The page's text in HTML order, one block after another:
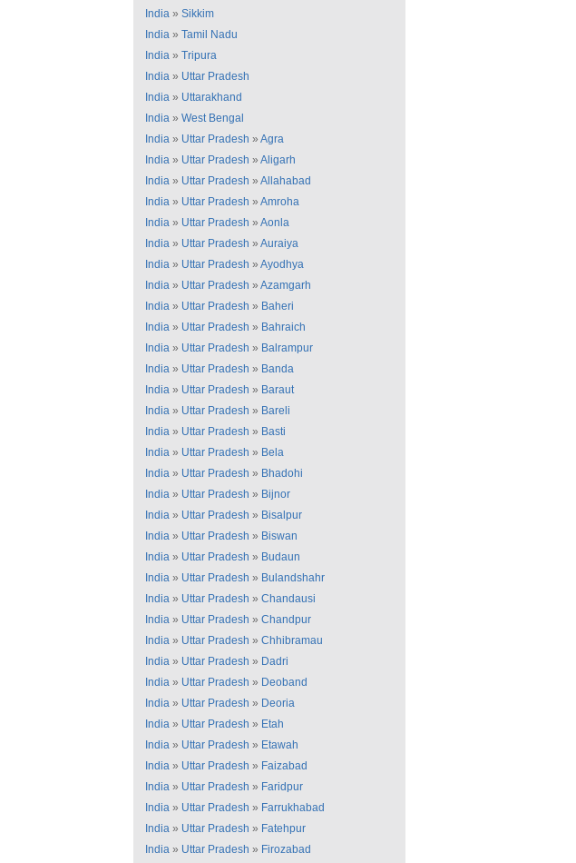
India » Sikkim
India » Tamil Nadu
India » Tripura
India » Uttar Pradesh
India » Uttarakhand
India » West Bengal
India » Uttar Pradesh » Agra
India » Uttar Pradesh » Aligarh
India » Uttar Pradesh » Allahabad
India » Uttar Pradesh » Amroha
India » Uttar Pradesh » Aonla
India » Uttar Pradesh » Auraiya
India » Uttar Pradesh » Ayodhya
India » Uttar Pradesh » Azamgarh
India » Uttar Pradesh » Baheri
India » Uttar Pradesh » Bahraich
India » Uttar Pradesh » Balrampur
India » Uttar Pradesh » Banda
India » Uttar Pradesh » Baraut
India » Uttar Pradesh » Bareli
India » Uttar Pradesh » Basti
India » Uttar Pradesh » Bela
India » Uttar Pradesh » Bhadohi
India » Uttar Pradesh » Bijnor
India » Uttar Pradesh » Bisalpur
India » Uttar Pradesh » Biswan
India » Uttar Pradesh » Budaun
India » Uttar Pradesh » Bulandshahr
India » Uttar Pradesh » Chandausi
India » Uttar Pradesh » Chandpur
India » Uttar Pradesh » Chhibramau
India » Uttar Pradesh » Dadri
India » Uttar Pradesh » Deoband
India » Uttar Pradesh » Deoria
India » Uttar Pradesh » Etah
India » Uttar Pradesh » Etawah
India » Uttar Pradesh » Faizabad
India » Uttar Pradesh » Faridpur
India » Uttar Pradesh » Farrukhabad
India » Uttar Pradesh » Fatehpur
India » Uttar Pradesh » Firozabad